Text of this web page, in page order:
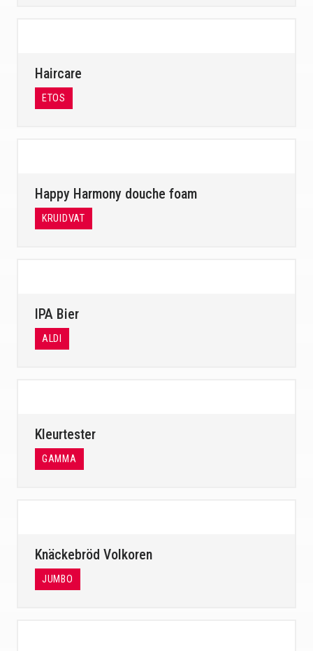
Haircare
ETOS
Happy Harmony douche foam
KRUIDVAT
IPA Bier
ALDI
Kleurtester
GAMMA
Knäckebröd Volkoren
JUMBO